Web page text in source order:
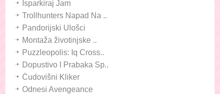
Isparkiraj Jam
Trollhunters Napad Na ..
Pandorijski Ulošci
Montaža životinjske ..
Puzzleopolis: Iq Cross..
Dopustivo I Prabaka Sp..
Čudovišni Kliker
Odnesi Avengeance